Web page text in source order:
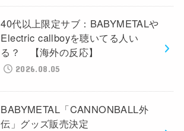
40代以上限定サブ：BABYMETALや
Electric callboyを聴いてる人い
る？ 【海外の反応】
2026.08.05
BABYMETAL「CANNONBALL外
伝」グッズ販売決定